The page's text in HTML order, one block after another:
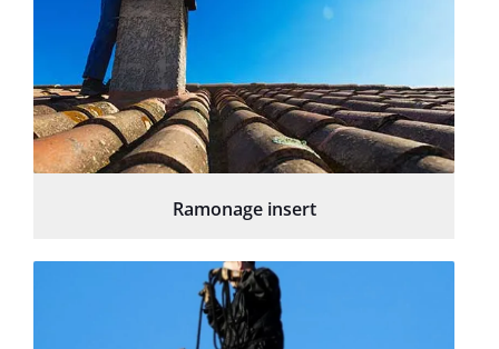
Ramonage insert